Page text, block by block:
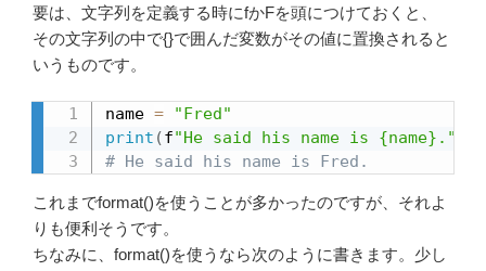
要は、文字列を定義する時にfかFを頭につけておくと、
その文字列の中で{}で囲んだ変数がその値に置換されると
いうものです。
name =
"Fred"
print (f"He said his name is {name}."
# He said his name is Fred.
これまでformat()を使うことが多かったのですが、それよ
りも便利そうです。
ちなみに、format()を使うなら次のように書きます。少し